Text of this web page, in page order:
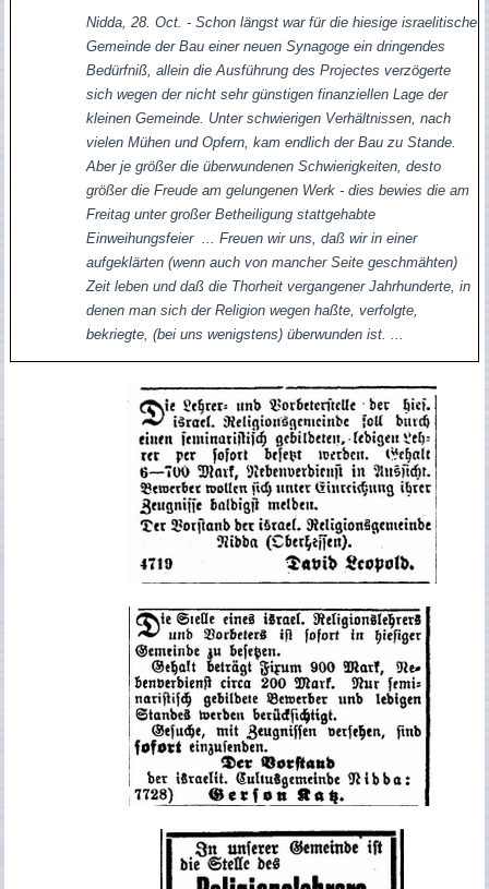
Nidda, 28. Oct. - Schon längst war für die hiesige israelitische
Gemeinde der Bau einer neuen Synagoge ein dringendes
Bedürfniß, allein die Ausführung des Projectes verzögerte
sich wegen der nicht sehr günstigen finanziellen Lage der
kleinen Gemeinde. Unter schwierigen Verhältnissen, nach
vielen Mühen und Opfern, kam endlich der Bau zu Stande.
Aber je größer die überwundenen Schwierigkeiten, desto
größer die Freude am gelungenen Werk - dies bewies die am
Freitag unter großer Betheiligung stattgehabte
Einweihungsfeier ... Freuen wir uns, daß wir in einer
aufgeklärten (wenn auch von mancher Seite geschmähten)
Zeit leben und daß die Thorheit vergangener Jahrhunderte, in
denen man sich der Religion wegen haßte, verfolgte,
bekriegte, (bei uns wenigstens) überwunden ist. ...